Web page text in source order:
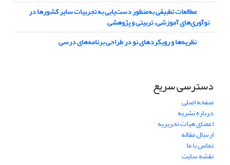
مطالعات تطبیقی به‌منظور دست‌یابی به تجربیات سایر کشورها در
نوآوری‌های آموزشی، تربیتی و پژوهشی
نظریه‌ها و رویکردهای نو در طراحی برنامه‌های درسی
دسترسی سریع
صفحه اصلی
درباره نشریه
اعضای هیات تحریریه
ارسال مقاله
تماس با ما
نقشه سایت